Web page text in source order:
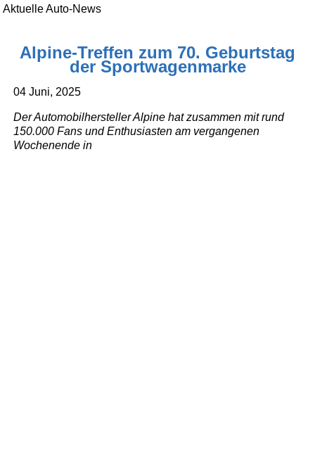
Aktuelle Auto-News
Alpine-Treffen zum 70. Geburtstag
der Sportwagenmarke
04 Juni, 2025
Der Automobilhersteller Alpine hat zusammen mit rund
150.000 Fans und Enthusiasten am vergangenen
Wochenende in